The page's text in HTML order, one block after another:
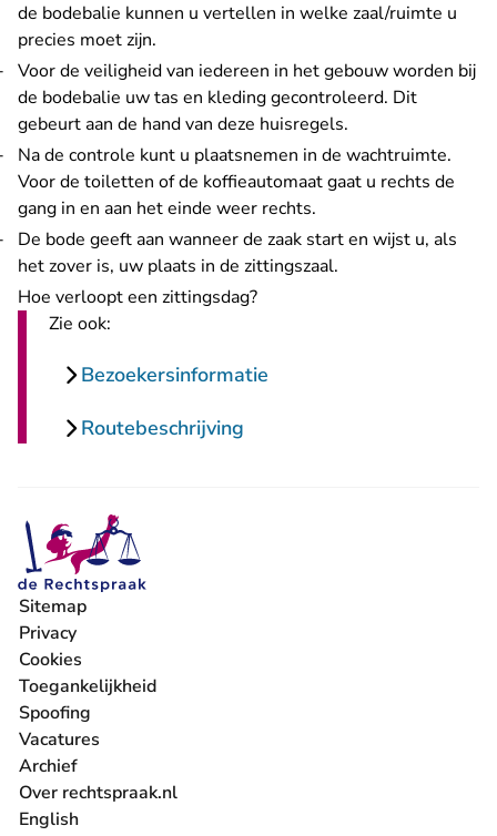
de bodebalie kunnen u vertellen in welke zaal/ruimte u
precies moet zijn.
Voor de veiligheid van iedereen in het gebouw worden bij
de bodebalie uw tas en kleding gecontroleerd. Dit
gebeurt aan de hand van deze huisregels.
Na de controle kunt u plaatsnemen in de wachtruimte.
Voor de toiletten of de koffieautomaat gaat u rechts de
gang in en aan het einde weer rechts.
De bode geeft aan wanneer de zaak start en wijst u, als
het zover is, uw plaats in de zittingszaal.
Hoe verloopt een zittingsdag?
Zie ook:
Bezoekersinformatie
Routebeschrijving
Sitemap
Privacy
Cookies
Toegankelijkheid
Spoofing
Vacatures
- U verlaat Rechtspraak.nl
Archief
Over rechtspraak.nl
English